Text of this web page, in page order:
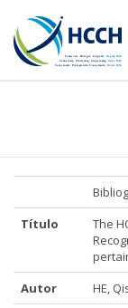
Título
The
Autor
HE,